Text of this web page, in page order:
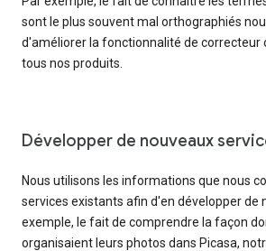
sont le plus souvent mal orthographiés
d'améliorer la fonctionnalité de correcteur
tous nos produits.
Développer de nouveaux
Nous utilisons les informations que nous
services existants afin d'en développer de
exemple, le fait de comprendre la façon
organisaient leurs photos dans Picasa,